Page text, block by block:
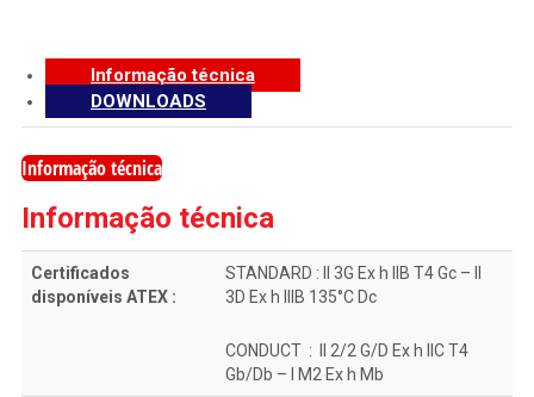
Informação técnica
DOWNLOADS
Informação técnica
Informação técnica
Certificados
disponíveis ATEX :
STANDARD : II 3G Ex h IIB T4 Gc – II
3D Ex h IIIB 135°C Dc
CONDUCT : II 2/2 G/D Ex h IIC T4
Gb/Db – I M2 Ex h Mb